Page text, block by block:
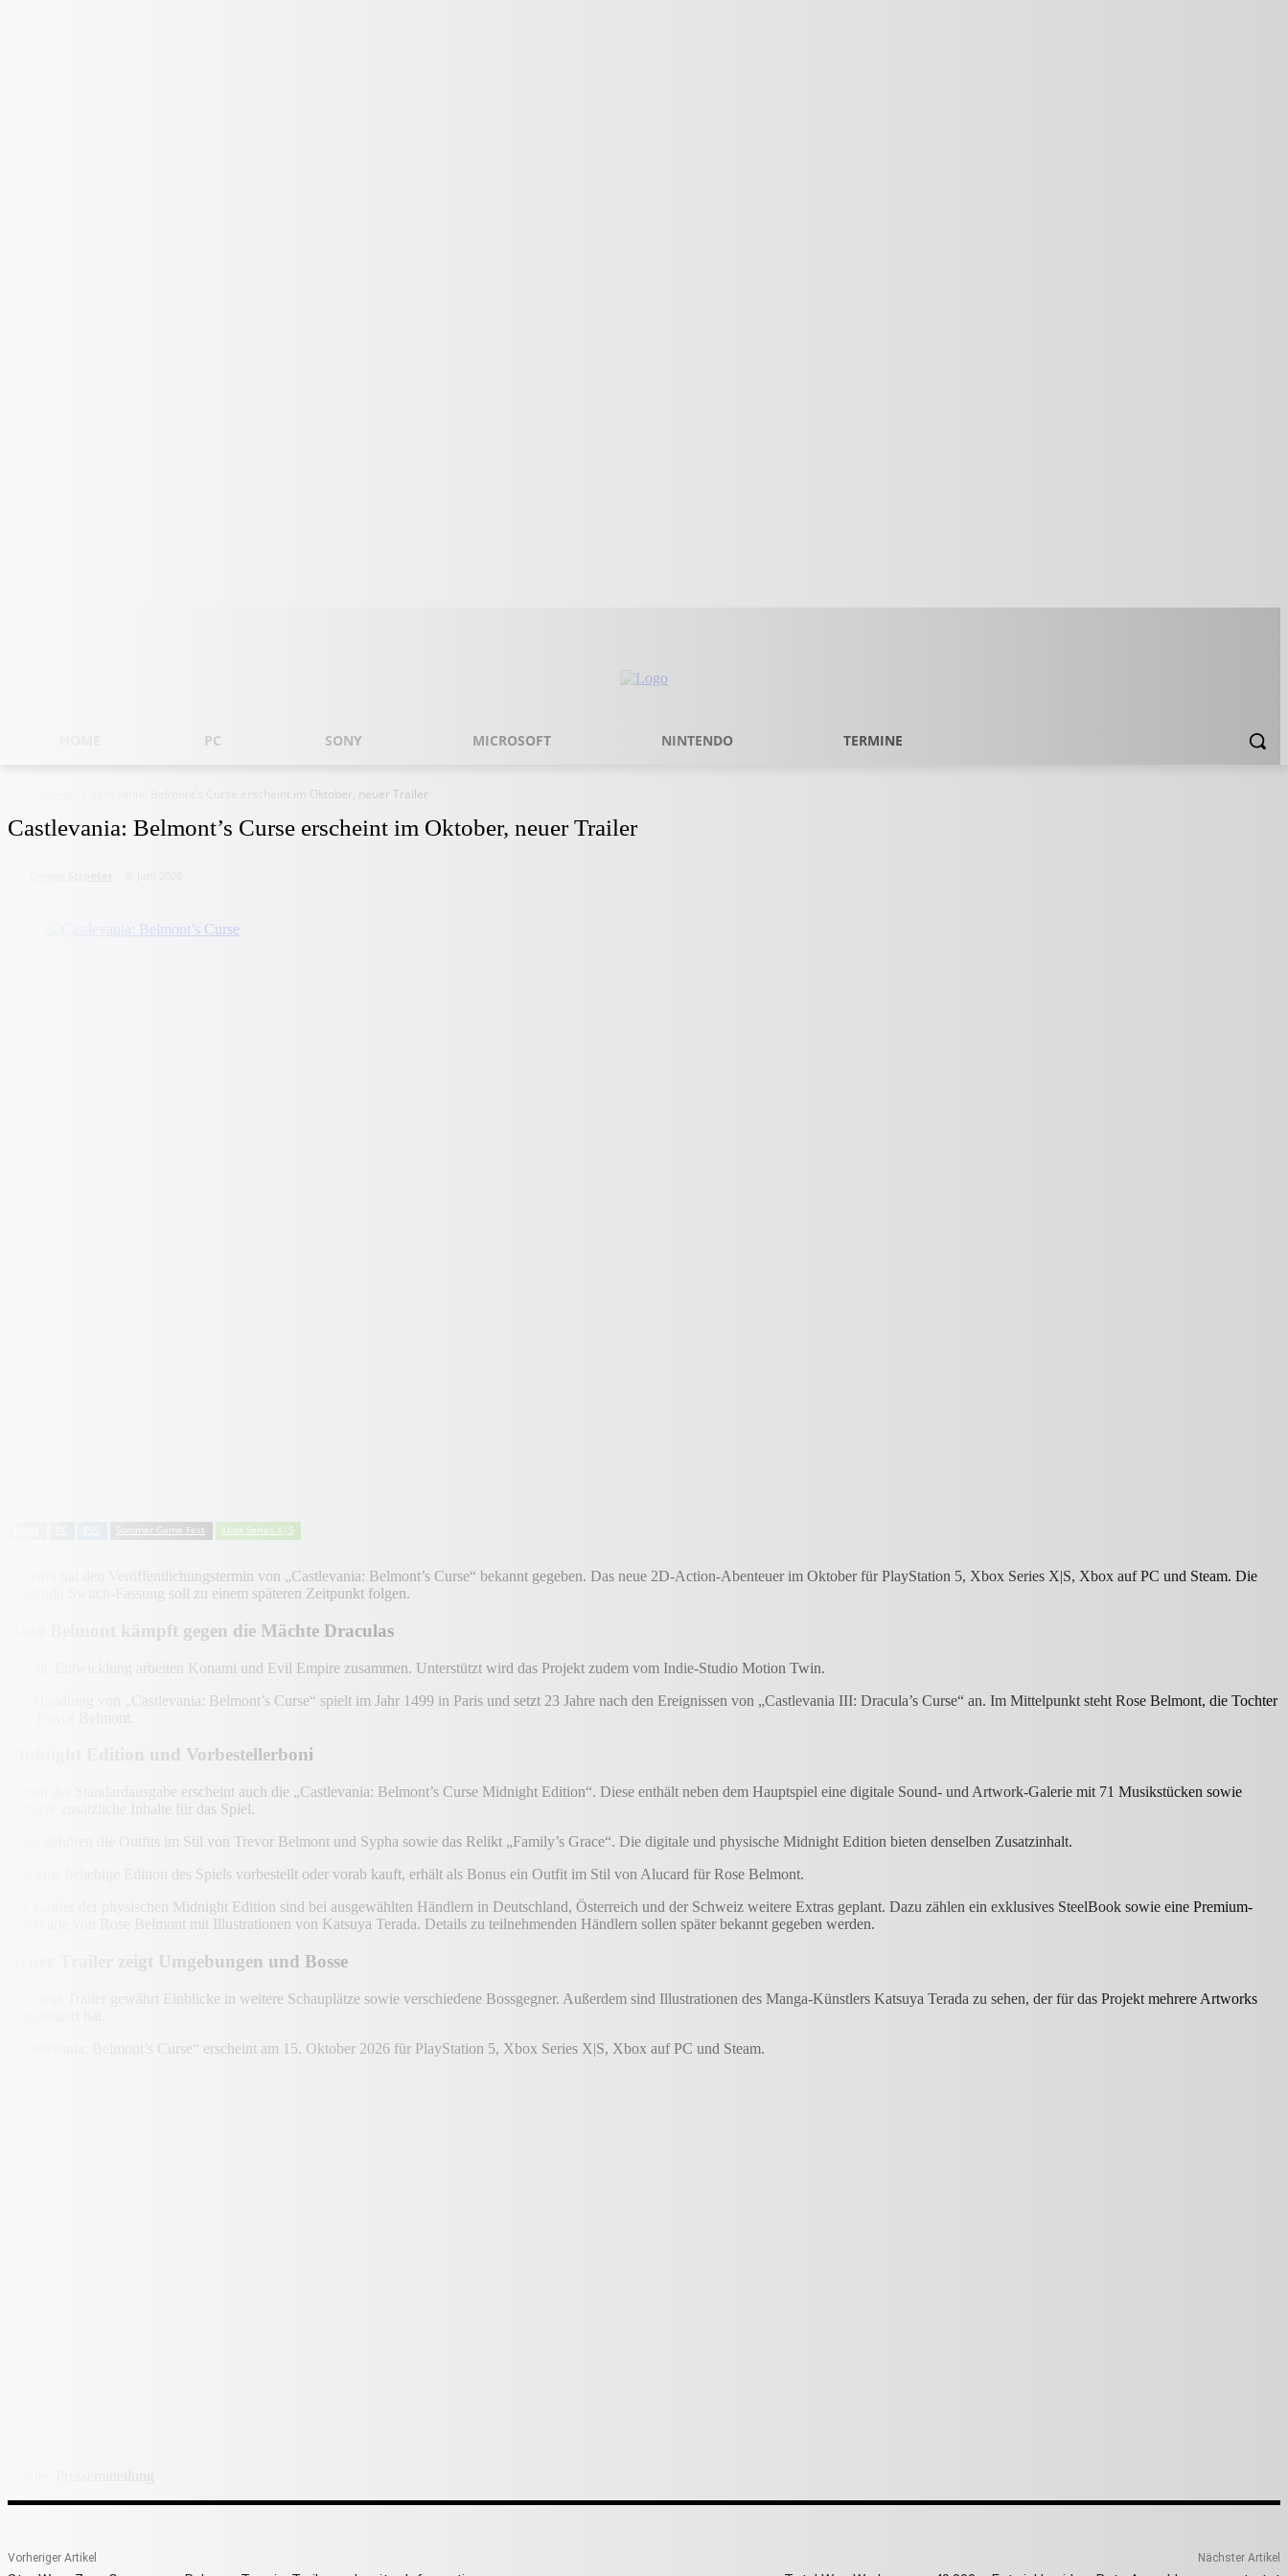
PC SONY MICROSOFT NINTENDO TERMINE
Castlevania: Belmont’s Curse erscheint im Oktober, neuer Trailer
Castlevania: Belmont’s Curse erscheint im Oktober, neuer Trailer
Summer Game Fest Xbox Series X|S
Konami hat den Veröffentlichungstermin von „Castlevania: Belmont’s Curse“ bekannt gegeben. Das neue 2D-Action-Abenteuer im Oktober für PlayStation 5, Xbox Series X|S, Xbox auf PC und Steam. Die
Nintendo Switch-Fassung soll zu einem späteren Zeitpunkt folgen.
Rose Belmont kämpft gegen die Mächte Draculas
Für die Entwicklung arbeiten Konami und Evil Empire zusammen. Unterstützt wird das Projekt zudem vom Indie-Studio Motion Twin.
Die Handlung von „Castlevania: Belmont’s Curse“ spielt im Jahr 1499 in Paris und setzt 23 Jahre nach den Ereignissen von „Castlevania III: Dracula’s Curse“ an. Im Mittelpunkt steht Rose Belmont, die Tochter
Midnight Edition und Vorbestellerboni
Neben der Standardausgabe erscheint auch die „Castlevania: Belmont’s Curse Midnight Edition“. Diese enthält neben dem Hauptspiel eine digitale Sound- und Artwork-Galerie mit 71 Musikstücken sowie
mehrere zusätzliche Inhalte für das Spiel.
Dazu gehören die Outfits im Stil von Trevor Belmont und Sypha sowie das Relikt „Family’s Grace“. Die digitale und physische Midnight Edition bieten denselben Zusatzinhalt.
Wer eine beliebige Edition des Spiels vorbestellt oder vorab kauft, erhält als Bonus ein Outfit im Stil von Alucard für Rose Belmont.
Für Käufer der physischen Midnight Edition sind bei ausgewählten Händlern in Deutschland, Österreich und der Schweiz weitere Extras geplant. Dazu zählen ein exklusives SteelBook sowie eine Premium-
Tarotkarte von Rose Belmont mit Illustrationen von Katsuya Terada. Details zu teilnehmenden Händlern sollen später bekannt gegeben werden.
Neuer Trailer zeigt Umgebungen und Bosse
Der neue Trailer gewährt Einblicke in weitere Schauplätze sowie verschiedene Bossgegner. Außerdem sind Illustrationen des Manga-Künstlers Katsuya Terada zu sehen, der für das Projekt mehrere Artworks
„Castlevania: Belmont’s Curse“ erscheint am 15. Oktober 2026 für PlayStation 5, Xbox Series X|S, Xbox auf PC und Steam.
Quelle: Pressemitteilung
Vorheriger Artikel Nächster Artikel